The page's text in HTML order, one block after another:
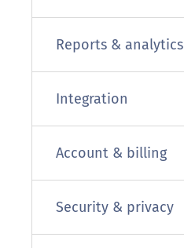
Reports & analytics
Integration
Account & billing
Security & privacy